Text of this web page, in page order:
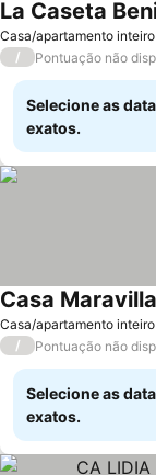
Casa/apartamento inteiro
La Caseta
/ Pontuação não
Selecione as
exatos.
Casa/apartamento inteiro
Casa Maravilla
/ Pontuação não
Selecione as
exatos.